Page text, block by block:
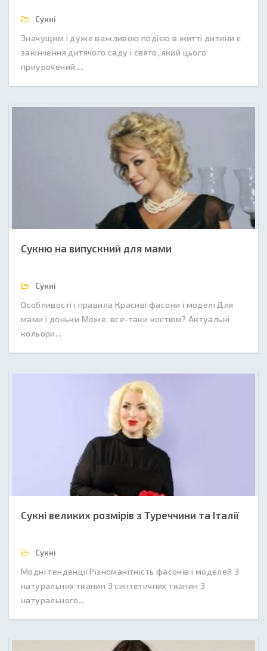
Сукні
Значущим і дуже важливою подією в житті дитини є
закінчення дитячого саду і свято, який цього
приурочений....
Сукню на випускний для мами
Сукні
Особливості і правила Красиві фасони і моделі Для
мами і доньки Може, все-таки костюм? Актуальні
кольори...
Сукні великих розмірів з Туреччини та Італії
Сукні
Модні тенденції Різноманітність фасонів і моделей З
натуральних тканин З синтетичних тканин З
натурального...